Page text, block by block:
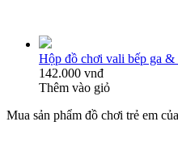
Hộp đồ chơi vali bếp ga &
142.000 vnđ
Thêm vào giỏ
Mua sản phẩm đồ chơi trẻ em